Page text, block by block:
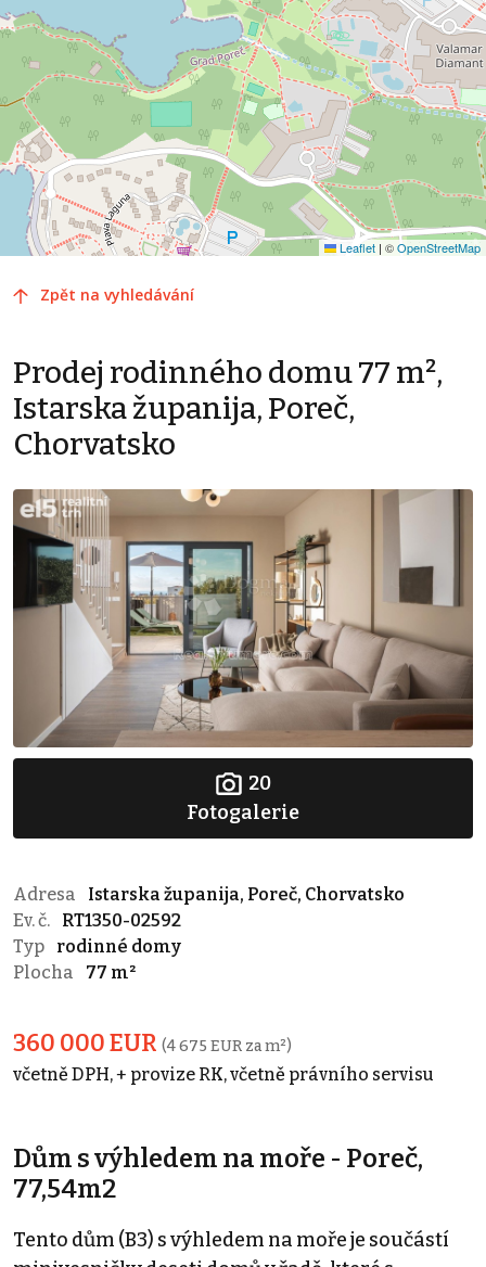
Leaflet | ©OpenStreetMap
Zpět na vyhledávání
Prodej rodinného domu 77 m²,
Istarska županija, Poreč,
Chorvatsko
20
Fotogalerie
Adresa
Istarska županija, Poreč, Chorvatsko
Ev. č.
RT1350-02592
Typ
rodinné domy
Plocha
77 m²
360 000 EUR (4 675 EUR za m²)
včetně DPH, + provize RK, včetně právního servisu
Dům s výhledem na moře - Poreč,
77,54m2
Tento dům (B3) s výhledem na moře je součástí